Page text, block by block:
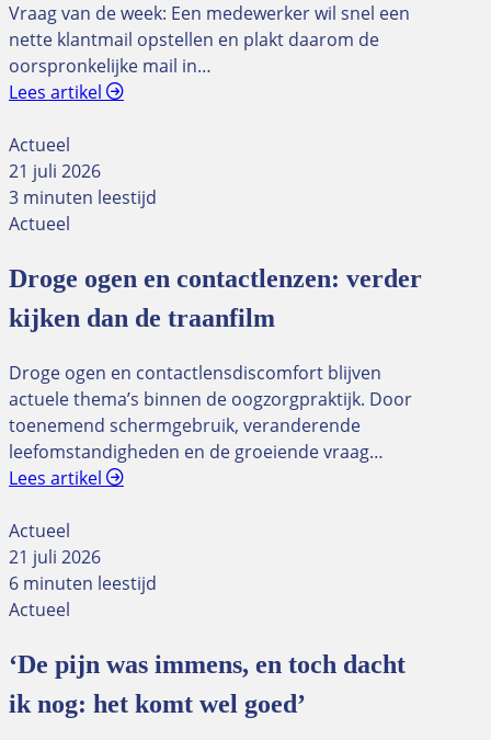
Vraag van de week: Een medewerker wil snel een
nette klantmail opstellen en plakt daarom de
oorspronkelijke mail in…
Lees artikel
Actueel
21 juli 2026
3 minuten leestijd
Actueel
Droge ogen en contactlenzen: verder
kijken dan de traanfilm
Droge ogen en contactlensdiscomfort blijven
actuele thema’s binnen de oogzorgpraktijk. Door
toenemend schermgebruik, veranderende
leefomstandigheden en de groeiende vraag…
Lees artikel
Actueel
21 juli 2026
6 minuten leestijd
Actueel
‘De pijn was immens, en toch dacht
ik nog: het komt wel goed’